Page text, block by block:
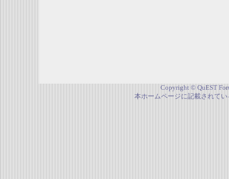
Copyright © QuEST
本ホームページに記載されて